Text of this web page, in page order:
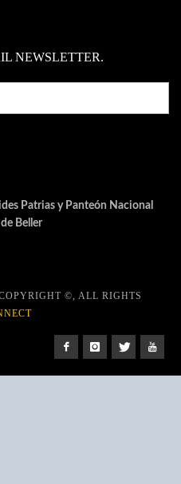
NEWSLETTER.
Patrias y Panteón Nacional
Beller
©, ALL RIGHTS